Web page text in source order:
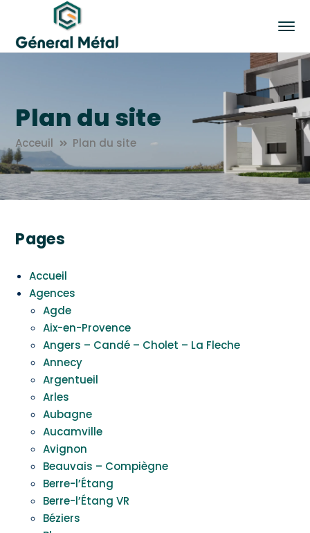
Plan du site
Acceuil Plan du site
Pages
Accueil
Agences
Agde
Aix-en-Provence
Angers – Candé – Cholet – La Fleche
Annecy
Argentueil
Arles
Aubagne
Aucamville
Avignon
Beauvais – Compiègne
Berre-l’Étang
Berre-l’Étang VR
Béziers